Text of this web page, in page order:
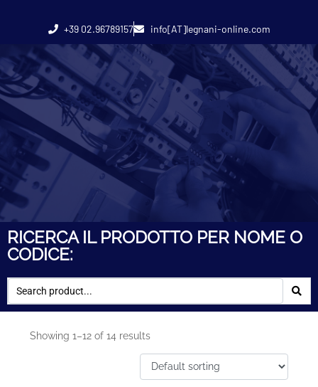
+39 02.96789157 info[AT]legnani-online.com
RICERCA IL PRODOTTO PER NOME O
CODICE:
Showing 1–12 of 14 results